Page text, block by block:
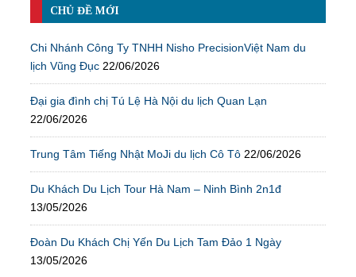
CHỦ ĐỀ MỚI
Chi Nhánh Công Ty TNHH Nisho PrecisionViệt Nam du
lịch Vũng Đục 22/06/2026
Đại gia đình chị Tú Lệ Hà Nội du lịch Quan Lạn
22/06/2026
Trung Tâm Tiếng Nhật MoJi du lịch Cô Tô 22/06/2026
Du Khách Du Lịch Tour Hà Nam – Ninh Bình 2n1đ
13/05/2026
Đoàn Du Khách Chị Yến Du Lịch Tam Đảo 1 Ngày
13/05/2026